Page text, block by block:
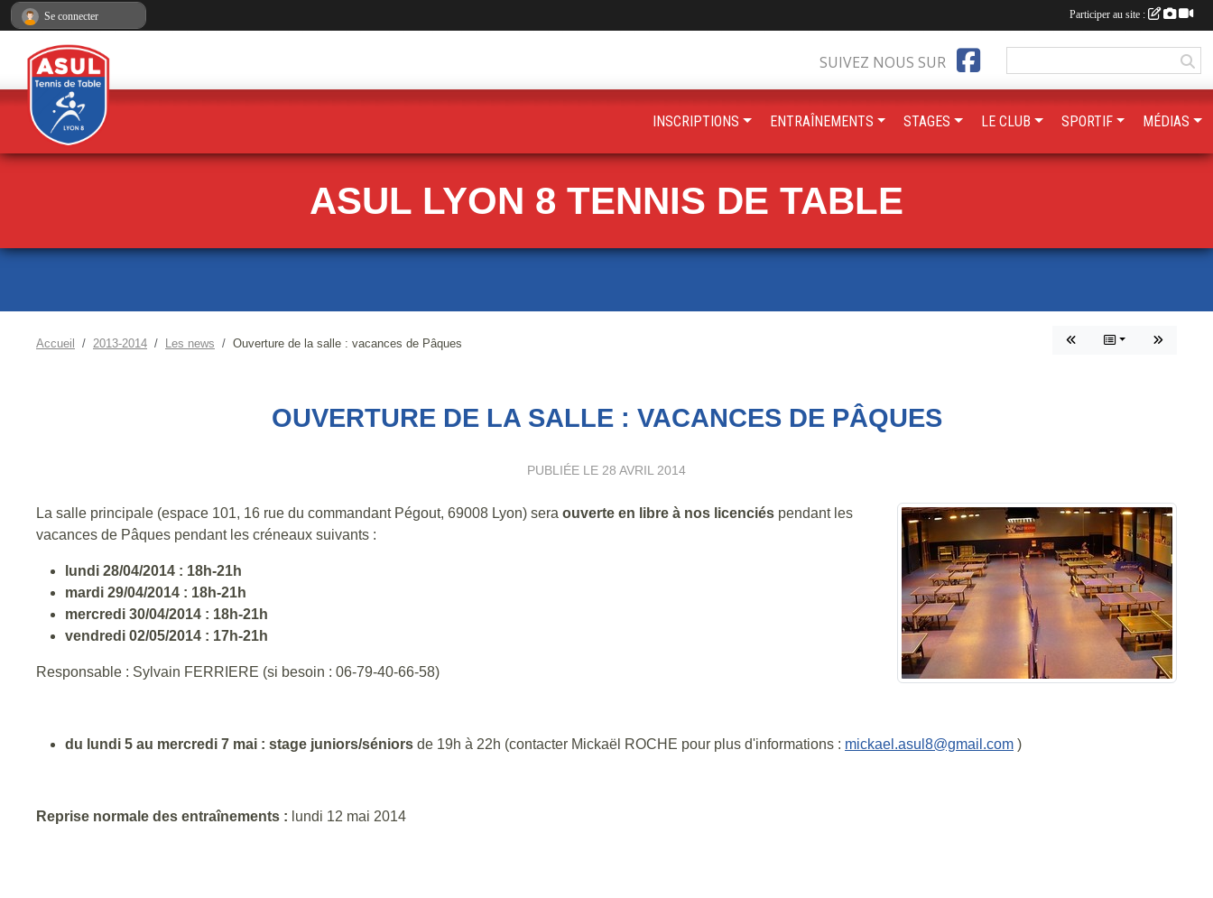
ASUL LYON 8 TENNIS DE TABLE
Accueil 2013-2014 Les news Ouverture de la salle : vacances de Pâques
OUVERTURE DE LA SALLE : VACANCES DE PÂQUES
PUBLIÉE LE 28 AVRIL 2014
La salle principale (espace 101, 16 rue du commandant Pégout, 69008 Lyon) sera ouverte en libre à nos licenciés pendant les
vacances de Pâques pendant les créneaux suivants :
lundi 28/04/2014 : 18h-21h
mardi 29/04/2014 : 18h-21h
mercredi 30/04/2014 : 18h-21h
vendredi 02/05/2014 : 17h-21h
Responsable : Sylvain FERRIERE (si besoin : 06-79-40-66-58)
du lundi 5 au mercredi 7 mai : stage juniors/séniors de 19h à 22h (contacter Mickaël ROCHE pour plus d'informations : mickael.asul8@gmail.com )
Reprise normale des entraînements : lundi 12 mai 2014
SUIVEZ NOUS SUR
INSCRIPTIONS ENTRAÎNEMENTS STAGES LE CLUB SPORTIF MÉDIAS
Se connecter Participer au site :
Panneau de gestion des cookies